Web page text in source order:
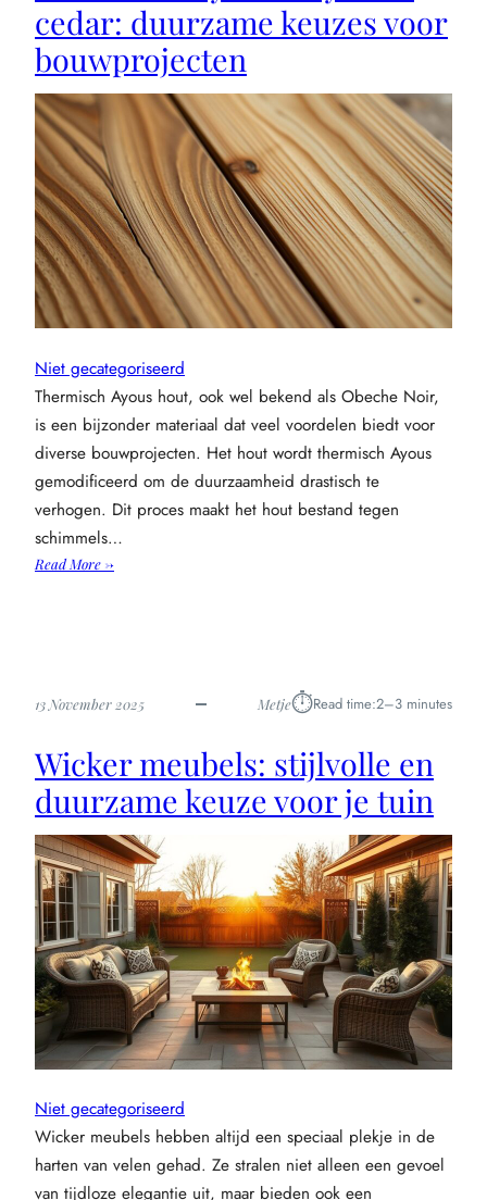
cedar: duurzame keuzes voor
bouwprojecten
Niet gecategoriseerd
Thermisch Ayous hout, ook wel bekend als Obeche Noir,
is een bijzonder materiaal dat veel voordelen biedt voor
diverse bouwprojecten. Het hout wordt thermisch Ayous
gemodificeerd om de duurzaamheid drastisch te
verhogen. Dit proces maakt het hout bestand tegen
schimmels…
Read More →:
duurzame
bouwprojecten
13 November 2025 Metje⏱︎Read time:2–3 minutes
Wicker meubels: stijlvolle en
duurzame keuze voor je tuin
Niet gecategoriseerd
Wicker meubels hebben altijd een speciaal plekje in de
harten van velen gehad. Ze stralen niet alleen een gevoel
van tijdloze elegantie uit, maar bieden ook een